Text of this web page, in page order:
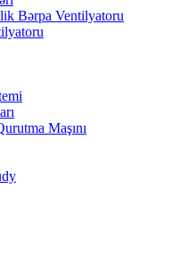
Bərpa Ventilyatoru
Maşını